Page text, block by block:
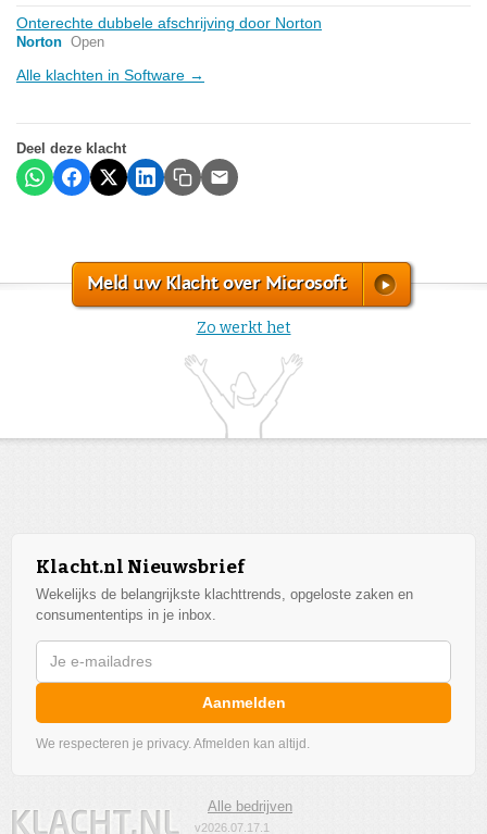
Onterechte dubbele afschrijving door Norton
Norton Open
Alle klachten in Software →
Deel deze klacht
Meld uw Klacht over Microsoft
Zo werkt het
Klacht.nl Nieuwsbrief
Wekelijks de belangrijkste klachttrends, opgeloste zaken en
consumententips in je inbox.
Aanmelden
We respecteren je privacy. Afmelden kan altijd.
Alle bedrijven
v2026.07.17.1